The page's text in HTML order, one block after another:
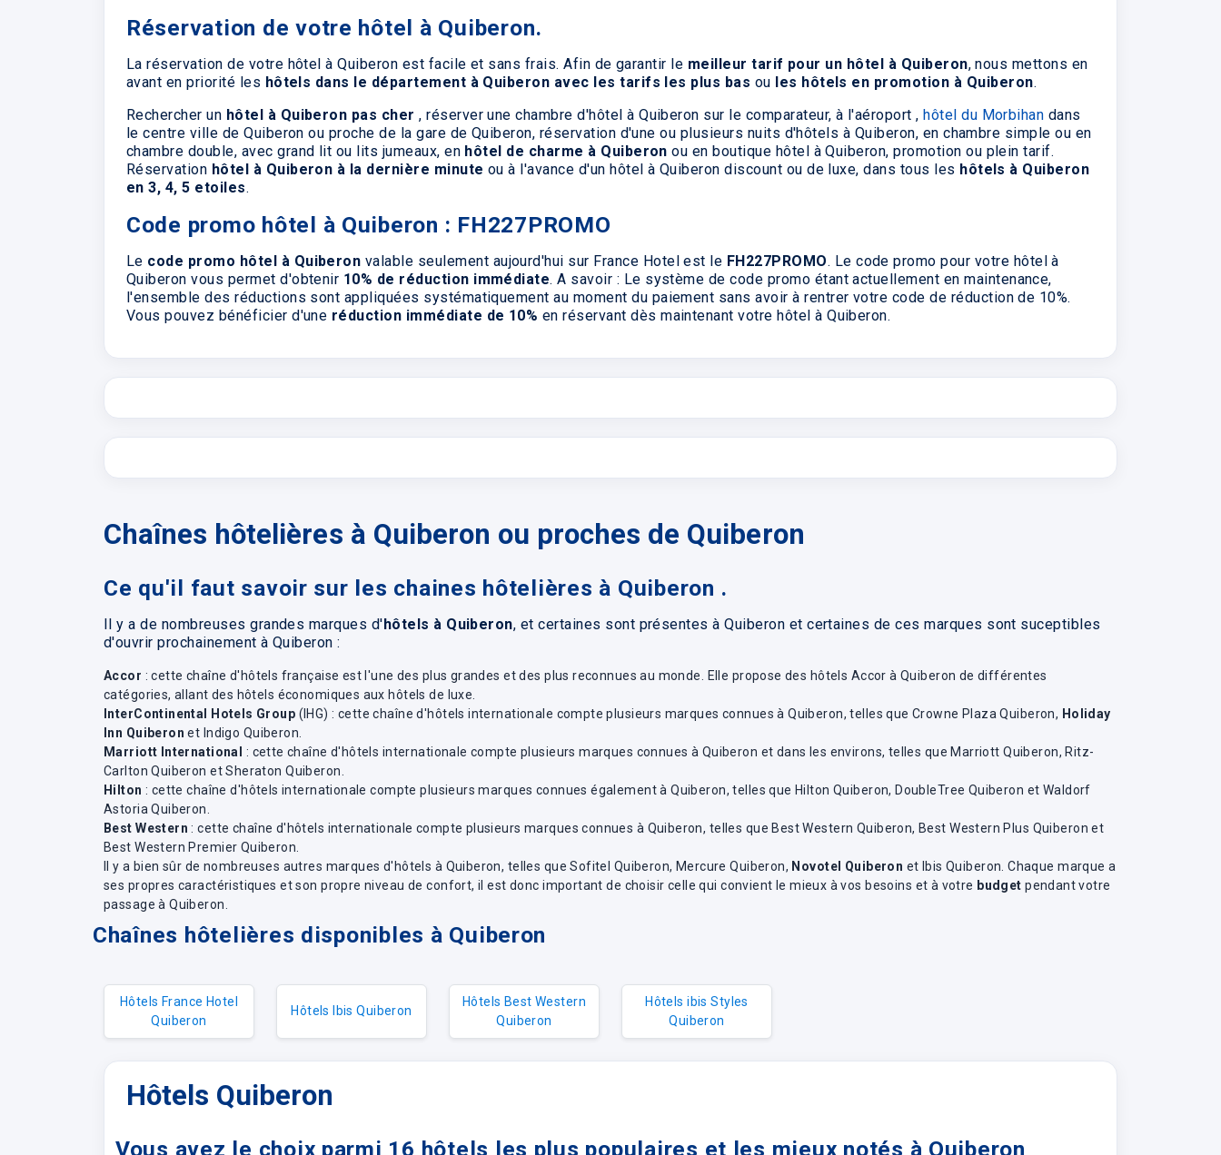
Réservation de votre hôtel à Quiberon.
La réservation de votre hôtel à Quiberon est facile et sans frais. Afin de garantir le meilleur tarif pour un hôtel à Quiberon, nous mettons en
avant en priorité les hôtels dans le département à Quiberon avec les tarifs les plus bas ou les hôtels en promotion à Quiberon.
Rechercher un hôtel à Quiberon pas cher , réserver une chambre d'hôtel à Quiberon sur le comparateur, à l'aéroport ,hôtel du Morbihan dans
le centre ville de Quiberon ou proche de la gare de Quiberon, réservation d'une ou plusieurs nuits d'hôtels à Quiberon, en chambre simple ou en
chambre double, avec grand lit ou lits jumeaux, en hôtel de charme à Quiberon ou en boutique hôtel à Quiberon, promotion ou plein tarif.
Réservation hôtel à Quiberon à la dernière minute ou à l'avance d'un hôtel à Quiberon discount ou de luxe, dans tous les hôtels à Quiberon
en 3, 4, 5 etoiles.
Code promo hôtel à Quiberon : FH227PROMO
Le code promo hôtel à Quiberon valable seulement aujourd'hui sur France Hotel est le FH227PROMO. Le code promo pour votre hôtel à
Quiberon vous permet d'obtenir 10% de réduction immédiate. A savoir : Le système de code promo étant actuellement en maintenance,
l'ensemble des réductions sont appliquées systématiquement au moment du paiement sans avoir à rentrer votre code de réduction de 10%.
Vous pouvez bénéficier d'une réduction immédiate de 10% en réservant dès maintenant votre hôtel à Quiberon.
Chaînes hôtelières à Quiberon ou proches de Quiberon
Ce qu'il faut savoir sur les chaines hôtelières à Quiberon .
Il y a de nombreuses grandes marques d'hôtels à Quiberon, et certaines sont présentes à Quiberon et certaines de ces marques sont suceptibles
d'ouvrir prochainement à Quiberon :
Accor : cette chaîne d'hôtels française est l'une des plus grandes et des plus reconnues au monde. Elle propose des hôtels Accor à Quiberon de différentes
catégories, allant des hôtels économiques aux hôtels de luxe.
InterContinental Hotels Group (IHG) : cette chaîne d'hôtels internationale compte plusieurs marques connues à Quiberon, telles que Crowne Plaza Quiberon, Holiday
Inn Quiberon et Indigo Quiberon.
Marriott International
: cette chaîne d'hôtels internationale compte plusieurs marques connues à Quiberon et dans les environs, telles que Marriott Quiberon, Ritz-
Carlton Quiberon et Sheraton Quiberon.
Hilton : cette chaîne d'hôtels internationale compte plusieurs marques connues également à Quiberon, telles que Hilton Quiberon, DoubleTree Quiberon et Waldorf
Astoria Quiberon.
Best Western : cette chaîne d'hôtels internationale compte plusieurs marques connues à Quiberon, telles que Best Western Quiberon, Best Western Plus Quiberon et
Best Western Premier Quiberon.
Il y a bien sûr de nombreuses autres marques d'hôtels à Quiberon, telles que Sofitel Quiberon, Mercure Quiberon, Novotel Quiberon et Ibis Quiberon. Chaque marque a
ses propres caractéristiques et son propre niveau de confort, il est donc important de choisir celle qui convient le mieux à vos besoins et à votre budget pendant votre
passage à Quiberon.
Chaînes hôtelières disponibles à Quiberon
Hôtels France Hotel
Quiberon
Hôtels Ibis Quiberon
Hôtels Best Western
Quiberon
Hôtels ibis Styles
Quiberon
Hôtels Quiberon
Vous avez le choix parmi 16 hôtels les plus populaires et les mieux notés à Quiberon